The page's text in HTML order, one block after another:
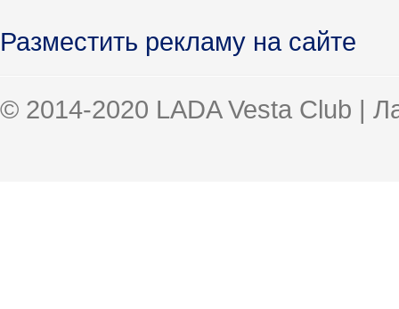
Разместить рекламу на сайте
© 2014-2020 LADA Vesta Club |